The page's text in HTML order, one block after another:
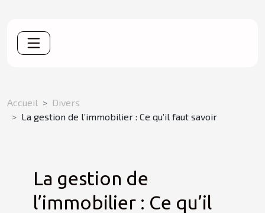
Accueil
Divers
La gestion de l’immobilier : Ce qu’il faut savoir
La gestion de
l’immobilier : Ce qu’il